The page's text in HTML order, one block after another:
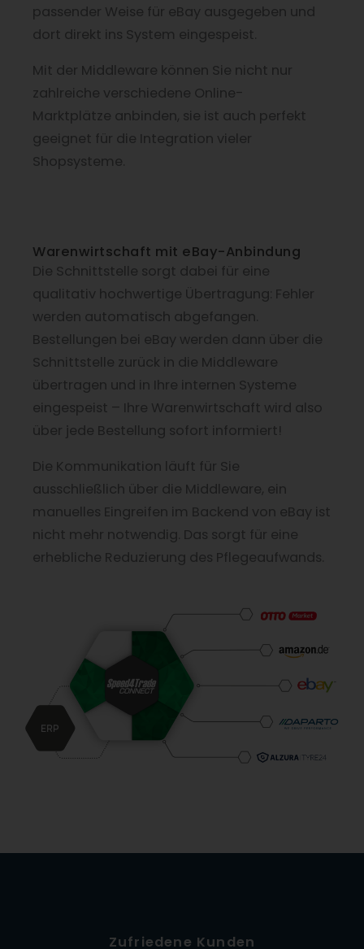
passender Weise für eBay ausgegeben und
dort direkt ins System eingespeist.
Mit der Middleware können Sie nicht nur
zahlreiche verschiedene Online-
Marktplätze anbinden, sie ist auch perfekt
geeignet für die Integration vieler
Shopsysteme.
Warenwirtschaft mit eBay-Anbindung
Die Schnittstelle sorgt dabei für eine
qualitativ hochwertige Übertragung: Fehler
werden automatisch abgefangen.
Bestellungen bei eBay werden dann über die
Schnittstelle zurück in die Middleware
übertragen und in Ihre internen Systeme
eingespeist – Ihre Warenwirtschaft wird also
über jede Bestellung sofort informiert!
Die Kommunikation läuft für Sie
ausschließlich über die Middleware, ein
manuelles Eingreifen im Backend von eBay ist
nicht mehr notwendig. Das sorgt für eine
erhebliche Reduzierung des Pflegeaufwands.
Zufriedene Kunden